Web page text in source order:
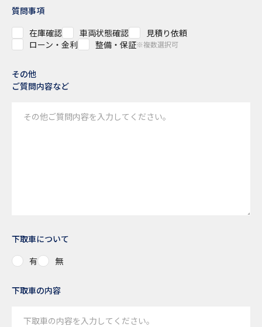
質問事項
在庫確認
車両状態確認
見積り依頼
ローン・金利
整備・保証※複数選択可
その他
ご質問内容など
下取車について
有
無
下取車の内容